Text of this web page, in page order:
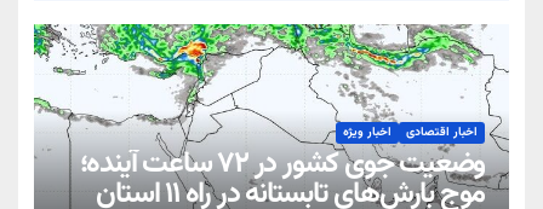
اخبار اقتصادی اخبار ویژه
وضعیت جوی کشور در ۷۲ ساعت آینده؛
موج بارش‌های تابستانه در راه ۱۱ استان